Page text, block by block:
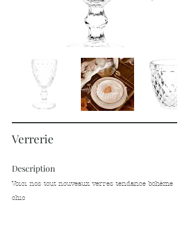
Verrerie
Description
Voici nos tout nouveauxverres tendance bohème
chic